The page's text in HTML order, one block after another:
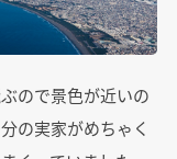
ので景色が近いの
の実家がめちゃく